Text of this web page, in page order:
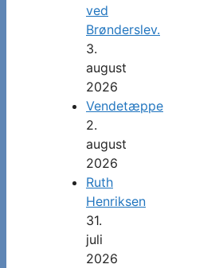
ved
Brønderslev.
3.
august
2026
Vendetæppe
2.
august
2026
Ruth
Henriksen
31.
juli
2026